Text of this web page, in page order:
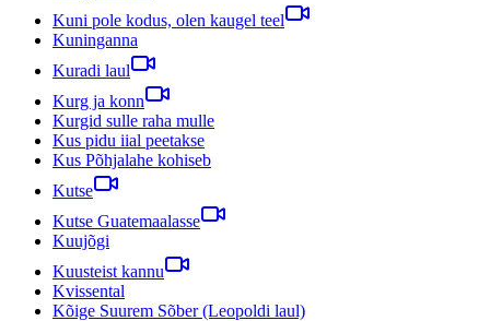
Kuni pole kodus, olen kaugel teel
Kuninganna
Kuradi laul
Kurg ja konn
Kurgid sulle raha mulle
Kus pidu iial peetakse
Kus Põhjalahe kohiseb
Kutse
Kutse Guatemaalasse
Kuujõgi
Kuusteist kannu
Kvissental
Kõige Suurem Sõber (Leopoldi laul)